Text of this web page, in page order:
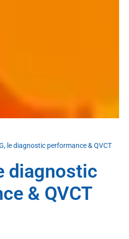
le diagnostic performance & QVCT
diagnostic
& QVCT